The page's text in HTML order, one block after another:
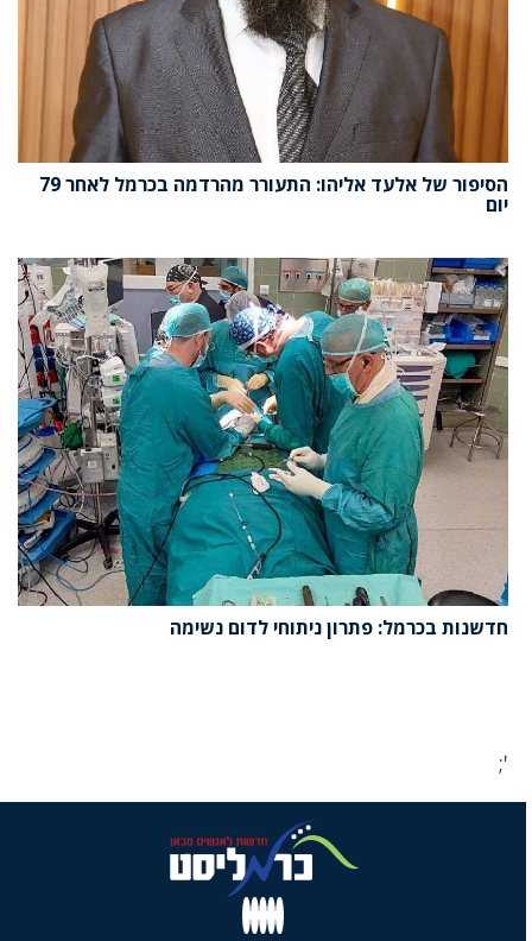
הסיפור של אלעד אליהו: התעורר מהרדמה בכרמל לאחר 79
יום
חדשנות בכרמל: פתרון ניתוחי לדום נשימה
';